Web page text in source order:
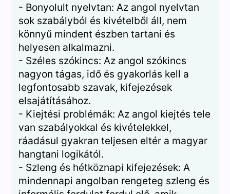
- Bonyolult nyelvtan: Az angol nyelvtan
sok szabályból és kivételből áll, nem
könnyű mindent észben tartani és
helyesen alkalmazni.
- Széles szókincs: Az angol szókincs
nagyon tágas, idő és gyakorlás kell a
legfontosabb szavak, kifejezések
elsajátításához.
- Kiejtési problémák: Az angol kiejtés tele
van szabályokkal és kivételekkel,
ráadásul gyakran teljesen eltér a magyar
hangtani logikától.
- Szleng és hétköznapi kifejezések: A
mindennapi angolban rengeteg szleng és